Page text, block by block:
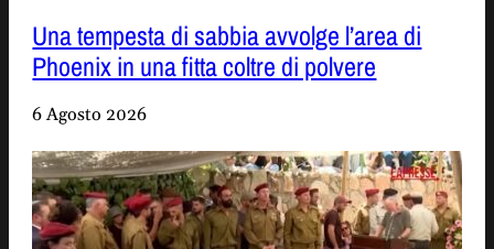
Una tempesta di sabbia avvolge l’area di
Phoenix in una fitta coltre di polvere
6 Agosto 2026